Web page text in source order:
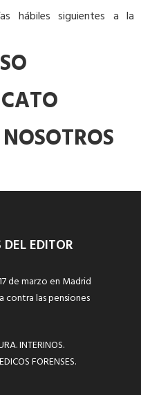
hábiles siguientes a la
EDITOR
de marzo en Madrid
contra las pensiones
INTERINOS.
FORENSES.